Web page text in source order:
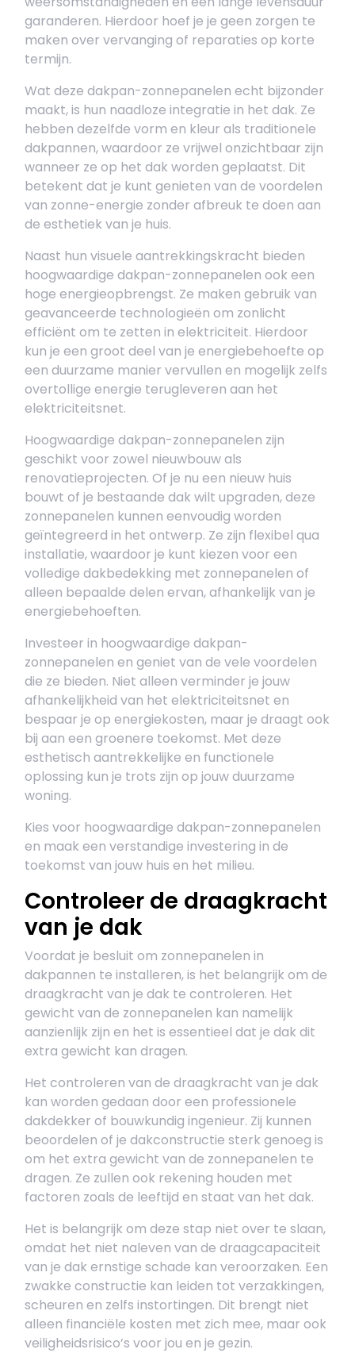
garanderen. Hierdoor hoef je je geen zorgen te
maken over vervanging of reparaties op korte
termijn.
Wat deze dakpan-zonnepanelen echt bijzonder
maakt, is hun naadloze integratie in het dak. Ze
hebben dezelfde vorm en kleur als traditionele
dakpannen, waardoor ze vrijwel onzichtbaar zijn
wanneer ze op het dak worden geplaatst. Dit
betekent dat je kunt genieten van de voordelen
van zonne-energie zonder afbreuk te doen aan
de esthetiek van je huis.
Naast hun visuele aantrekkingskracht bieden
hoogwaardige dakpan-zonnepanelen ook een
hoge energieopbrengst. Ze maken gebruik van
geavanceerde technologieën om zonlicht
efficiënt om te zetten in elektriciteit. Hierdoor
kun je een groot deel van je energiebehoefte op
een duurzame manier vervullen en mogelijk zelfs
overtollige energie terugleveren aan het
elektriciteitsnet.
Hoogwaardige dakpan-zonnepanelen zijn
geschikt voor zowel nieuwbouw als
renovatieprojecten. Of je nu een nieuw huis
bouwt of je bestaande dak wilt upgraden, deze
zonnepanelen kunnen eenvoudig worden
geïntegreerd in het ontwerp. Ze zijn flexibel qua
installatie, waardoor je kunt kiezen voor een
volledige dakbedekking met zonnepanelen of
alleen bepaalde delen ervan, afhankelijk van je
energiebehoeften.
Investeer in hoogwaardige dakpan-
zonnepanelen en geniet van de vele voordelen
die ze bieden. Niet alleen verminder je jouw
afhankelijkheid van het elektriciteitsnet en
bespaar je op energiekosten, maar je draagt ook
bij aan een groenere toekomst. Met deze
esthetisch aantrekkelijke en functionele
oplossing kun je trots zijn op jouw duurzame
woning.
Kies voor hoogwaardige dakpan-zonnepanelen
en maak een verstandige investering in de
toekomst van jouw huis en het milieu.
Controleer de draagkracht
van je dak
Voordat je besluit om zonnepanelen in
dakpannen te installeren, is het belangrijk om de
draagkracht van je dak te controleren. Het
gewicht van de zonnepanelen kan namelijk
aanzienlijk zijn en het is essentieel dat je dak dit
extra gewicht kan dragen.
Het controleren van de draagkracht van je dak
kan worden gedaan door een professionele
dakdekker of bouwkundig ingenieur. Zij kunnen
beoordelen of je dakconstructie sterk genoeg is
om het extra gewicht van de zonnepanelen te
dragen. Ze zullen ook rekening houden met
factoren zoals de leeftijd en staat van het dak.
Het is belangrijk om deze stap niet over te slaan,
omdat het niet naleven van de draagcapaciteit
van je dak ernstige schade kan veroorzaken. Een
zwakke constructie kan leiden tot verzakkingen,
scheuren en zelfs instortingen. Dit brengt niet
alleen financiële kosten met zich mee, maar ook
veiligheidsrisico’s voor jou en je gezin.